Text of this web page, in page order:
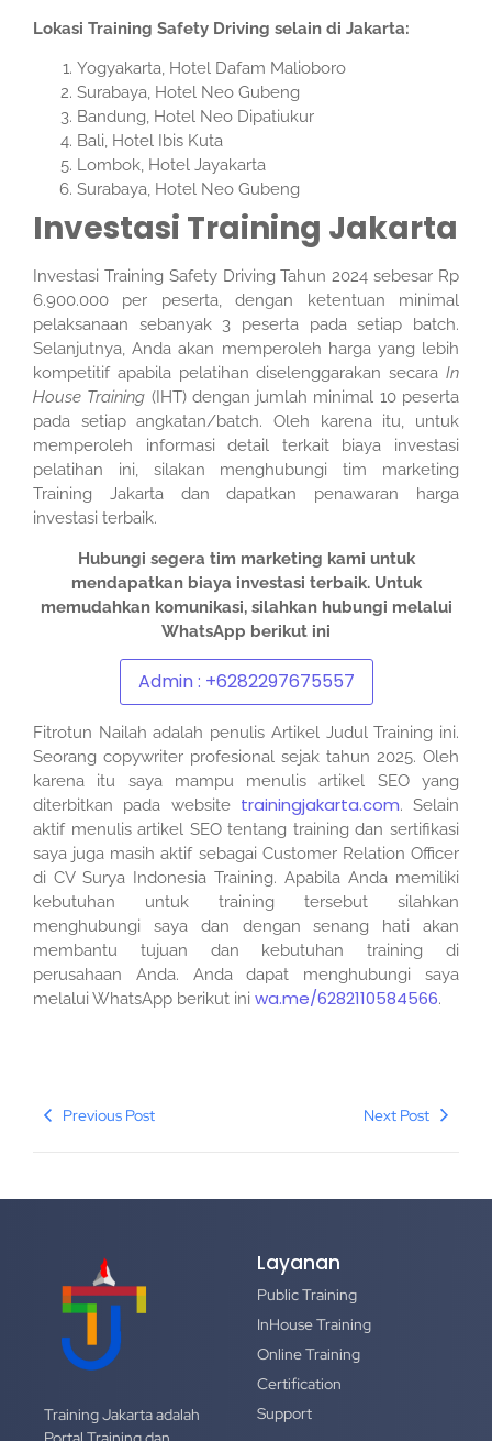
Lokasi Training Safety Driving selain di Jakarta:
Yogyakarta, Hotel Dafam Malioboro
Surabaya, Hotel Neo Gubeng
Bandung, Hotel Neo Dipatiukur
Bali, Hotel Ibis Kuta
Lombok, Hotel Jayakarta
Surabaya, Hotel Neo Gubeng
Investasi Training Jakarta
Investasi Training Safety Driving Tahun 2024 sebesar Rp
6.900.000 per peserta, dengan ketentuan minimal
pelaksanaan sebanyak 3 peserta pada setiap batch.
Selanjutnya, Anda akan memperoleh harga yang lebih
kompetitif apabila pelatihan diselenggarakan secara In
House Training (IHT) dengan jumlah minimal 10 peserta
pada setiap angkatan/batch. Oleh karena itu, untuk
memperoleh informasi detail terkait biaya investasi
pelatihan ini, silakan menghubungi tim marketing
Training Jakarta dan dapatkan penawaran harga
investasi terbaik.
Hubungi segera tim marketing kami untuk
mendapatkan biaya investasi terbaik.Untuk
memudahkan komunikasi, silahkan hubungi melalui
WhatsApp berikut ini
Admin : +6282297675557
Fitrotun Nailah adalah penulis Artikel Judul Training ini.
Seorang copywriter profesional sejak tahun 2025. Oleh
karena itu saya mampu menulis artikel SEO yang
diterbitkan pada website trainingjakarta.com. Selain
aktif menulis artikel SEO tentang training dan sertifikasi
saya juga masih aktif sebagai Customer Relation Officer
di CV Surya Indonesia Training. Apabila Anda memiliki
kebutuhan untuk training tersebut silahkan
menghubungi saya dan dengan senang hati akan
membantu tujuan dan kebutuhan training di
perusahaan Anda. Anda dapat menghubungi saya
melalui WhatsApp berikut ini wa.me/6282110584566.
Previous Post Next Post
Training Jakarta adalah
Layanan
Public Training
InHouse Training
Online Training
Certification
Support